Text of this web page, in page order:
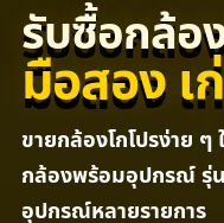
รับซื้อกล้อ
มือสอง เ
ขายกล้องโกโปรง่าย
กล้องพร้อมอุปกรณ์ รุ่
อุปกรณ์หลายรายการ